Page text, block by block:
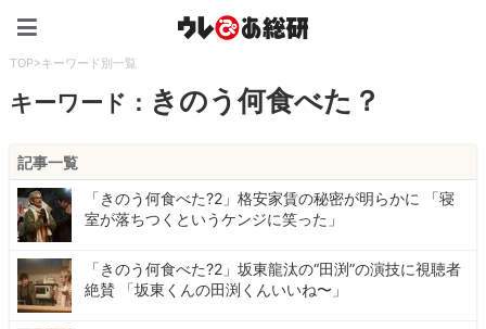
TOP>キーワード別一覧
キーワード： きのう何食べた？
記事一覧
「きのう何食べた?2」格安家賃の秘密が明らかに 「寝
室が落ちつくというケンジに笑った」
「きのう何食べた?2」坂東龍汰の“田渕”の演技に視聴者
絶賛 「坂東くんの田渕くんいいね︎〜」